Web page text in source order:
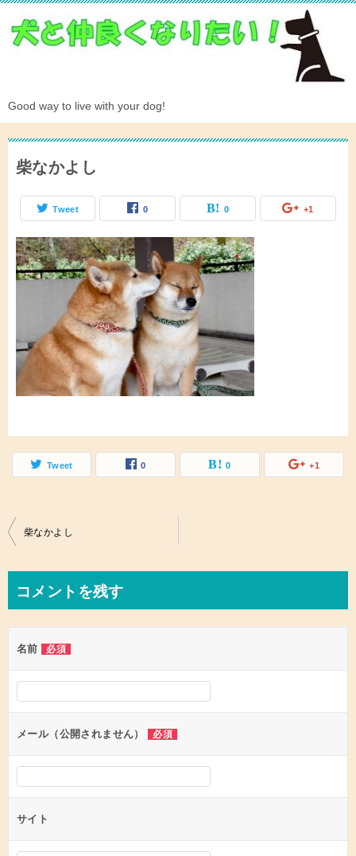
Good way to live with your dog!
柴なかよし
Tweet 0 0 +1
Tweet 0 0 +1
投
ビ
ゲ
ー
シ
ン
柴なかよし
コメントを残す
名前 必須
メール（公開されません） 必須
サイト